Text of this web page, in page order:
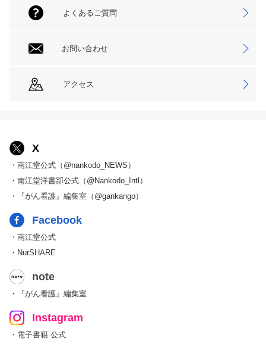
よくあるご質問
お問い合わせ
アクセス
X
・南江堂公式（@nankodo_NEWS）
・南江堂洋書部公式（@Nankodo_Intl）
・『がん看護』編集室（@gankango）
Facebook
・南江堂公式
・NurSHARE
note
・『がん看護』編集室
Instagram
・電子書籍 公式